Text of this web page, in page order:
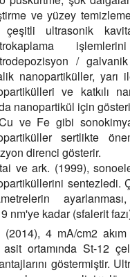
ve yüzey
ultrasonik
/
nanopartiküller, yarı
ve katkılı
nanopartikül için
ve Fe gibi
sertlikte
direnci gösterir.
ve ark. (1999),
sentezledi.
nm'ye kadar (sfalerit
4 mA/cm2
ortamında St-12
göstermiştir.